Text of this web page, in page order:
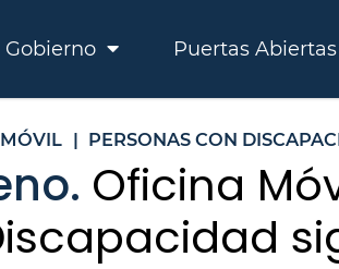
Gobierno Puertas Abiertas
| PERSONAS CON
Oficina